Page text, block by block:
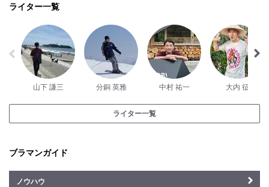
ライター一覧
山下 謙三 分銅 英雅 中村 祐一 大内 征
ライター一覧
ブラマンガイド
ノウハウ